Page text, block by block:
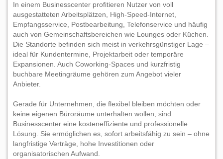
In einem Businesscenter profitieren Nutzer von voll
ausgestatteten Arbeitsplätzen, High-Speed-Internet,
Empfangsservice, Postbearbeitung, Telefonservice und häufig
auch von Gemeinschaftsbereichen wie Lounges oder Küchen.
Die Standorte befinden sich meist in verkehrsgünstiger Lage –
ideal für Kundentermine, Projektarbeit oder temporäre
Expansionen. Auch Coworking-Spaces und kurzfristig
buchbare Meetingräume gehören zum Angebot vieler
Anbieter.
Gerade für Unternehmen, die flexibel bleiben möchten oder
keine eigenen Büroräume unterhalten wollen, sind
Businesscenter eine kosteneffiziente und professionelle
Lösung. Sie ermöglichen es, sofort arbeitsfähig zu sein – ohne
langfristige Verträge, hohe Investitionen oder
organisatorischen Aufwand.